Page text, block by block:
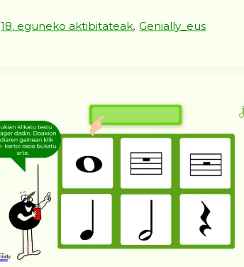
18. eguneko aktibitateak,Genially_eus